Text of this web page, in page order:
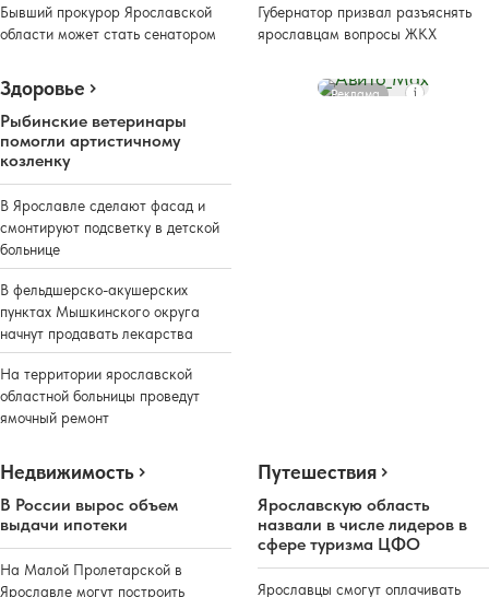
Бывший прокурор Ярославской
области может стать сенатором
Губернатор призвал разъяснять
ярославцам вопросы ЖКХ
Здоровье
Рыбинские ветеринары
помогли артистичному
козленку
В Ярославле сделают фасад и
смонтируют подсветку в детской
больнице
В фельдшерско-акушерских
пунктах Мышкинского округа
начнут продавать лекарства
На территории ярославской
областной больницы проведут
ямочный ремонт
Реклама
Недвижимость
В России вырос объем
выдачи ипотеки
На Малой Пролетарской в
Ярославле могут построить
Путешествия
Ярославскую область
назвали в числе лидеров в
сфере туризма ЦФО
Ярославцы смогут оплачивать